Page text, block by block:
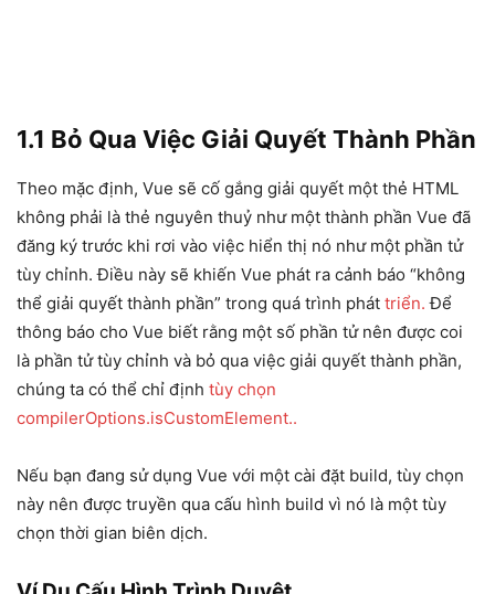
1.1 Bỏ Qua Việc Giải Quyết Thành Phần
Theo mặc định, Vue sẽ cố gắng giải quyết một thẻ HTML
không phải là thẻ nguyên thuỷ như một thành phần Vue đã
đăng ký trước khi rơi vào việc hiển thị nó như một phần tử
tùy chỉnh. Điều này sẽ khiến Vue phát ra cảnh báo “không
thể giải quyết thành phần” trong quá trình phát triển.Để
thông báo cho Vue biết rằng một số phần tử nên được coi
là phần tử tùy chỉnh và bỏ qua việc giải quyết thành phần,
chúng ta có thể chỉ định tùy chọn
compilerOptions.isCustomElement..
Nếu bạn đang sử dụng Vue với một cài đặt build, tùy chọn
này nên được truyền qua cấu hình build vì nó là một tùy
chọn thời gian biên dịch.